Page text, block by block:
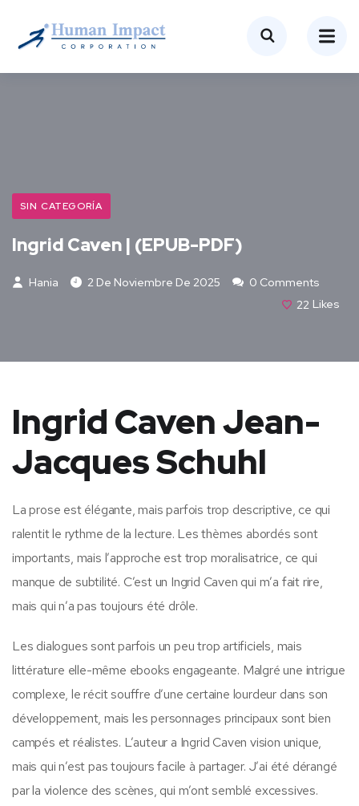
SIN CATEGORÍA
Ingrid Caven | (EPUB-PDF)
Hania 2 De Noviembre De 2025
0 Comments
22 Likes
Ingrid Caven Jean-
Jacques Schuhl
La prose est élégante, mais parfois trop descriptive, ce qui
ralentit le rythme de la lecture. Les thèmes abordés sont
importants, mais l’approche est trop moralisatrice, ce qui
manque de subtilité. C’est un Ingrid Caven qui m’a fait rire,
mais qui n’a pas toujours été drôle.
Les dialogues sont parfois un peu trop artificiels, mais
littérature elle-même ebooks engageante. Malgré une intrigue
complexe, le récit souffre d’une certaine lourdeur dans son
développement, mais les personnages principaux sont bien
campés et réalistes. L’auteur a Ingrid Caven vision unique,
mais qui n’est pas toujours facile à partager. J’ai été dérangé
par la violence des scènes, qui m’ont semblé excessives.